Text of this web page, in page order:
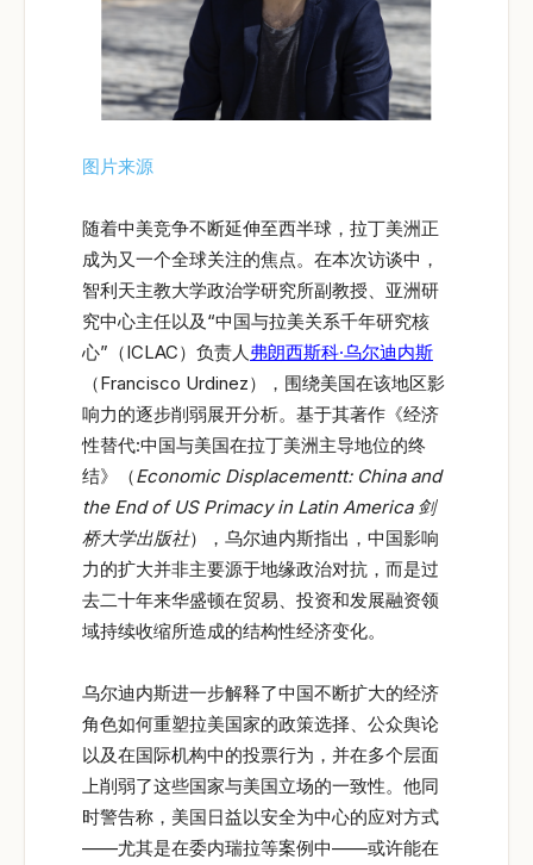
图片来源
随着中美竞争不断延伸至西半球，拉丁美洲正
成为又一个全球关注的焦点。在本次访谈中，
智利天主教大学政治学研究所副教授、亚洲研
究中心主任以及“中国与拉美关系千年研究核
心”（ICLAC）负责人弗朗西斯科·乌尔迪内斯
（Francisco Urdinez），围绕美国在该地区影
响力的逐步削弱展开分析。基于其著作《经济
性替代:中国与美国在拉丁美洲主导地位的终
结》（Economic Displacementt: China and
the End of US Primacy in Latin America 剑
桥大学出版社），乌尔迪内斯指出，中国影响
力的扩大并非主要源于地缘政治对抗，而是过
去二十年来华盛顿在贸易、投资和发展融资领
域持续收缩所造成的结构性经济变化。
乌尔迪内斯进一步解释了中国不断扩大的经济
角色如何重塑拉美国家的政策选择、公众舆论
以及在国际机构中的投票行为，并在多个层面
上削弱了这些国家与美国立场的一致性。他同
时警告称，美国日益以安全为中心的应对方式
——尤其是在委内瑞拉等案例中——或许能在